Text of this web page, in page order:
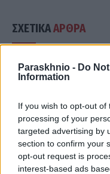
Paraskhnio - Do
Information
If you wish to opt-out
processing of your
targeted advertising by
section to confirm your
opt-out request is
interest-based ads
ΣΧΕΤΙΚΑΑΡΘΡΑ